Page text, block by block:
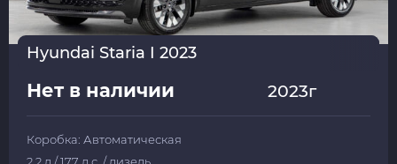
Hyundai Staria I 2023
Нет в наличии 2023г
Коробка: Автоматическая